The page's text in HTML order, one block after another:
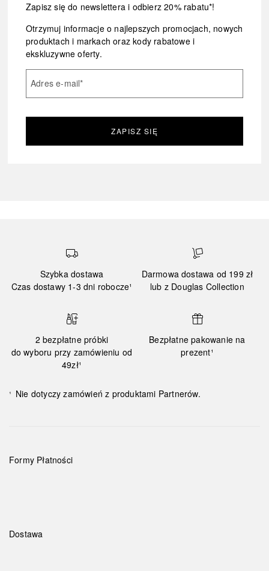
Zapisz się do newslettera i odbierz 20% rabatu*!
Otrzymuj informacje o najlepszych promocjach, nowych
produktach i markach oraz kody rabatowe i
ekskluzywne oferty.
Adres e-mail*
ZAPISZ SIĘ
Szybka dostawa
Czas dostawy 1-3 dni robocze¹
Darmowa dostawa od 199 zł
lub z Douglas Collection
2 bezpłatne próbki
do wyboru przy zamówieniu od
49zł¹
Bezpłatne pakowanie na
prezent¹
¹ Nie dotyczy zamówień z produktami Partnerów.
Formy Płatności
Dostawa